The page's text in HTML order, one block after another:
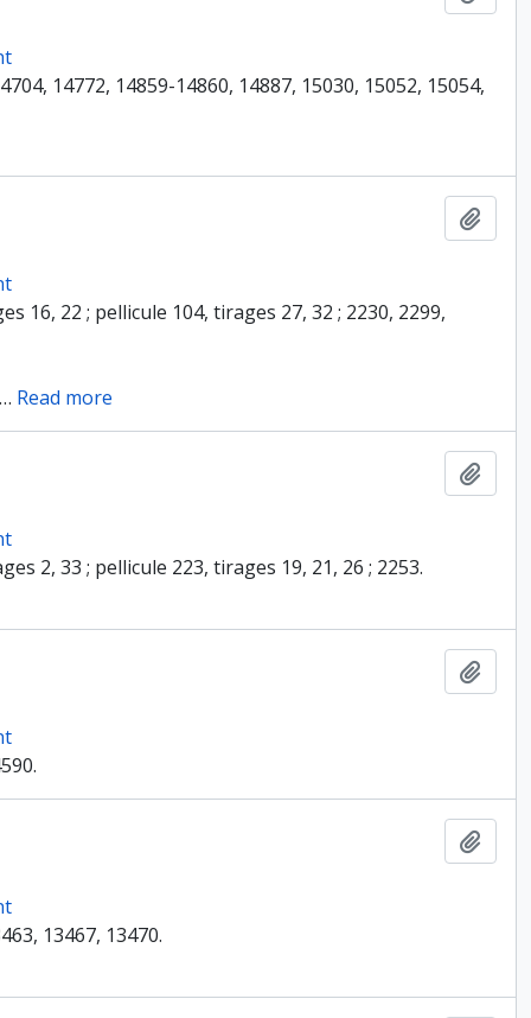
14772, 14859-14860, 14887, 15030, 15052, 15054,
16, 22 ; pellicule 104, tirages 27, 32 ; 2230, 2299,
… Read more
2, 33 ; pellicule 223, tirages 19, 21, 26 ; 2253.
13467, 13470.